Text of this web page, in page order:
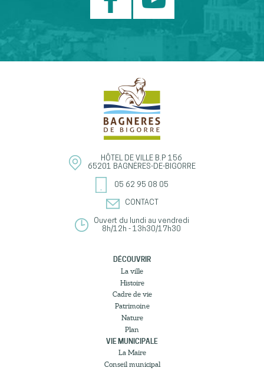
HÔTEL DE VILLE B.P 156
65201 BAGNÈRES-DE-BIGORRE
05 62 95 08 05
CONTACT
Ouvert du lundi au vendredi
8h/12h - 13h30/17h30
DÉCOUVRIR
La ville
Histoire
Cadre de vie
Patrimoine
Nature
Plan
VIE MUNICIPALE
La Maire
Conseil municipal